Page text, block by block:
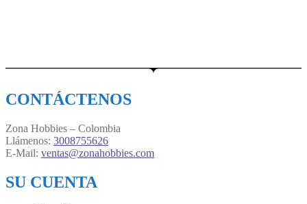
CONTÁCTENOS
Zona Hobbies – Colombia
Llámenos: 3008755626
E-Mail: ventas@zonahobbies.com
SU CUENTA